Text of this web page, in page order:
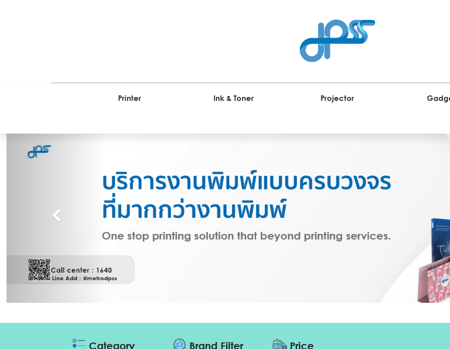
Printer Ink & Toner Projector
Category Brand Filter Price